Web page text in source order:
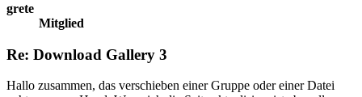
grete
Mitglied
Re: Download Gallery 3
Hallo zusammen, das verschieben einer Gruppe oder einer Datei